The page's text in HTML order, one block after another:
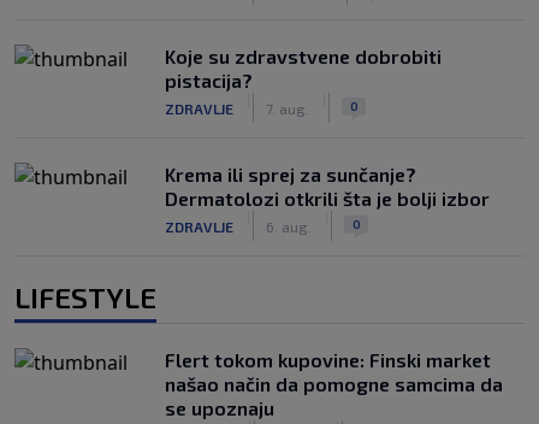
Koje su zdravstvene dobrobiti
pistacija?
ZDRAVLJE 7. aug. 0
Krema ili sprej za sunčanje?
Dermatolozi otkrili šta je bolji izbor
ZDRAVLJE 6. aug. 0
LIFESTYLE
Flert tokom kupovine: Finski market
našao način da pomogne samcima da
se upoznaju